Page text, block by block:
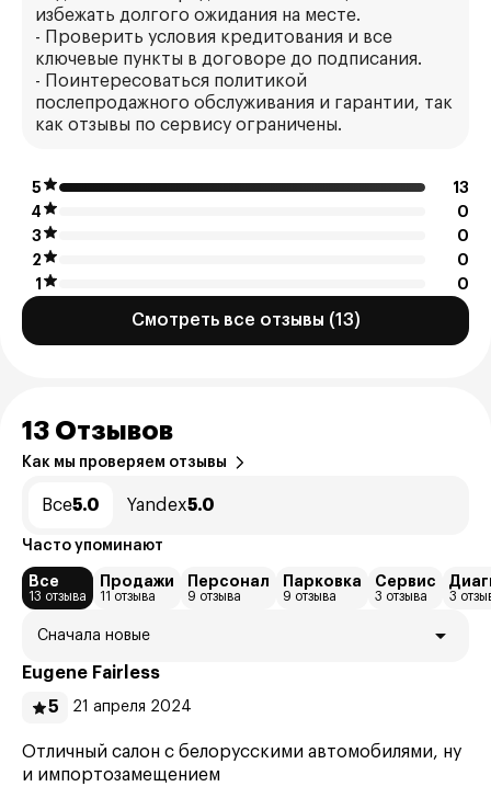
избежать долгого ожидания на месте.
- Проверить условия кредитования и все
ключевые пункты в договоре до подписания.
- Поинтересоваться политикой
послепродажного обслуживания и гарантии, так
как отзывы по сервису ограничены.
5
13
4
0
3
0
2
0
1
0
Смотреть все отзывы (13)
13 Отзывов
Как мы проверяем отзывы
Все5.0 Yandex5.0
Часто упоминают
Все
13 отзыва
Продажи
11 отзыва
Персонал
9 отзыва
Парковка
9 отзыва
Сервис
3 отзыва 3
Сначала новые
Eugene Fairless
5
21 апреля 2024
Отличный салон с белорусскими автомобилями, ну
и импортозамещением